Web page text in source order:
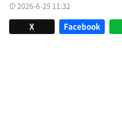
2026-6-25 11:32
X Facebook